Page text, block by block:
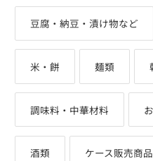
豆腐・納豆・漬け物など
米・餅 麺類
調味料・中華材料
酒類 ケース販売商品